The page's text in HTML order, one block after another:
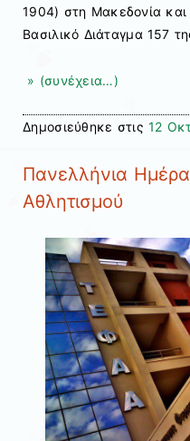
1904) στη Μακεδονία
Βασιλικό Διάταγμα 157
» (συνέχεια…)
Δημοσιεύθηκε στις 12
Πανελλήνια
Αθλητισμού